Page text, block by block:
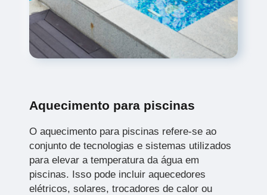
Aquecimento para piscinas
O aquecimento para piscinas refere-se ao
conjunto de tecnologias e sistemas utilizados
para elevar a temperatura da água em
piscinas. Isso pode incluir aquecedores
elétricos, solares, trocadores de calor ou